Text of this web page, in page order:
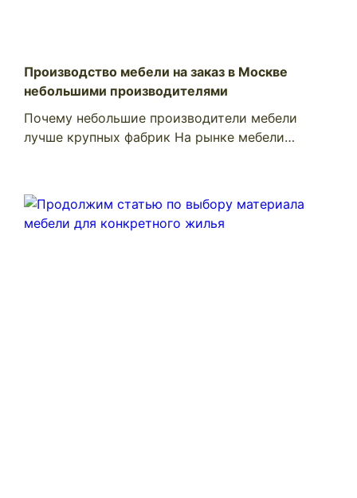
Производство мебели на заказ в Москве
небольшими производителями
Почему небольшие производители мебели
лучше крупных фабрик На рынке мебели…